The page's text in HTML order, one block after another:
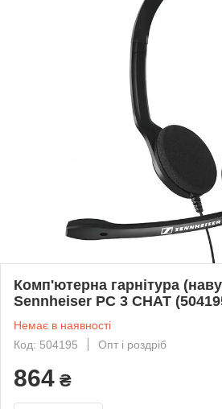
Комп'ютерна гарнітура
Sennheiser PC 3 CHAT
Немає в наявності
Код: 504195
Опт і роздріб
864 ₴